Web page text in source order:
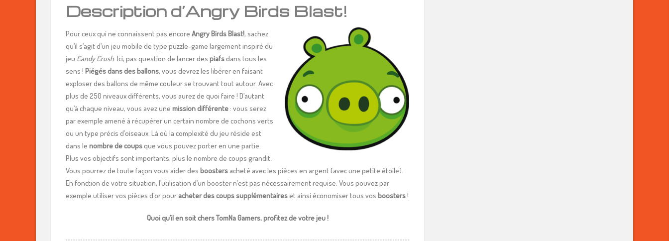
Description d’Angry Birds Blast!
Pour ceux qui ne connaissent pas encore Angry Birds Blast!, sachez
qu’il s’agit d’un jeu mobile de type puzzle-game largement inspiré du
jeu Candy Crush . Ici, pas question de lancer des piafsdans tous les
sens ! Piégésdans des ballons, vous devrez les libérer en faisant
exploser des ballons de même couleur se trouvant tout autour. Avec
plus de 250 niveaux différents, vous aurez de quoi faire ! D’autant
qu’à chaque niveau, vous avez une mission différente : vous serez
par exemple amené à récupérer un certain nombre de cochons verts
ou un type précis d’oiseaux. Là où la complexité du jeu réside est
dans le nombre de coupsque vous pouvez porter en une partie.
Plus vos objectifs sont importants, plus le nombre de coups grandit.
Vous pourrez de toute façon vous aider des boosters acheté avec les pièces en argent (avec une petite étoile).
En fonction de votre situation, l’utilisation d’un booster n’est pas nécessairement requise. Vous pouvez par
exemple utiliser vos pièces d’or pour acheter des coups supplémentaireset ainsi économiser tous vos boosters!
Quoi qu’il en soit chers TomNa Gamers, profitez de votre jeu !